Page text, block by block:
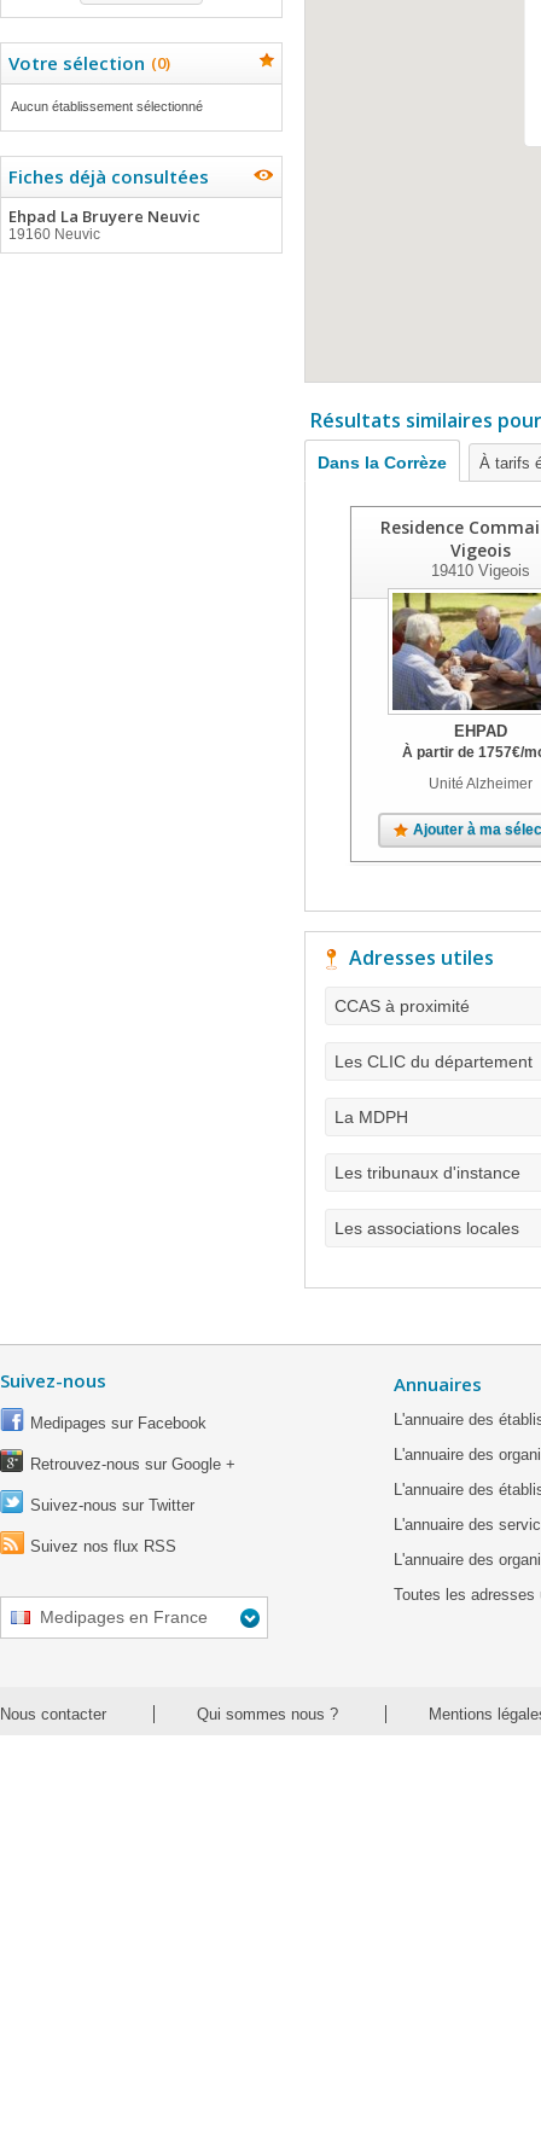
Votre sélection (0)
Aucun établissement sélectionné
Fiches déjà consultées
Ehpad La Bruyere Neuvic
19160 Neuvic
Résultats similaires
Dans la Corrèze À tarifs
Residence
Vigeois
19410Vigeois
EHPAD
À partir de 1757€/
Unité Alzheimer
Ajouter à ma
Adresses utiles
CCAS à proximité
Les CLIC du département
La MDPH
Les tribunaux d'instance
Les associations locales
Suivez-nous
Medipages sur Facebook
Retrouvez-nous sur Google +
Suivez-nous sur Twitter
Suivez nos flux RSS
Medipages en France
Annuaires
L'annuaire des
L'annuaire des
L'annuaire des
L'annuaire des
L'annuaire des
Toutes les adresses
Nous contacter Qui sommes nous ? Mentions